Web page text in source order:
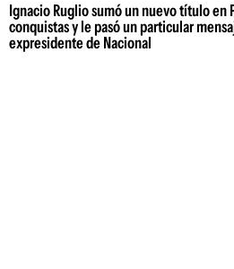
Ignacio Ruglio sumó un nuevo título en
conquistas y le pasó un particular
expresidente de Nacional